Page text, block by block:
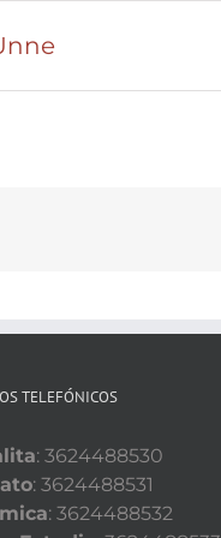
TELEFÓNICOS
: 3624488530
: 3624488531
: 3624488532